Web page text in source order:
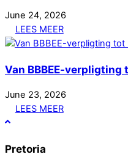
June 24, 2026
LEES MEER
Van BBBEE-
June 23, 2026
LEES MEER
Pretoria